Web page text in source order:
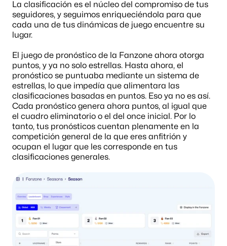
La clasificación es el núcleo del compromiso de tus
seguidores, y seguimos enriqueciéndola para que
cada una de tus dinámicas de juego encuentre su
lugar.
El juego de pronóstico de la Fanzone ahora otorga
puntos, y ya no solo estrellas. Hasta ahora, el
pronóstico se puntuaba mediante un sistema de
estrellas, lo que impedía que alimentara las
clasificaciones basadas en puntos. Eso ya no es así.
Cada pronóstico genera ahora puntos, al igual que
el cuadro eliminatorio o el del once inicial. Por lo
tanto, tus pronósticos cuentan plenamente en la
competición general de la que eres anfitrión y
ocupan el lugar que les corresponde en tus
clasificaciones generales.